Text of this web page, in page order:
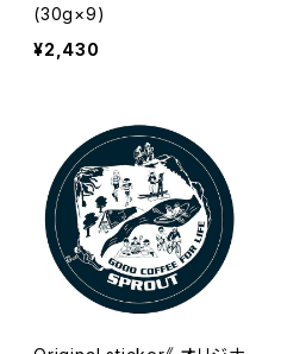
(30g×9)
¥2,430